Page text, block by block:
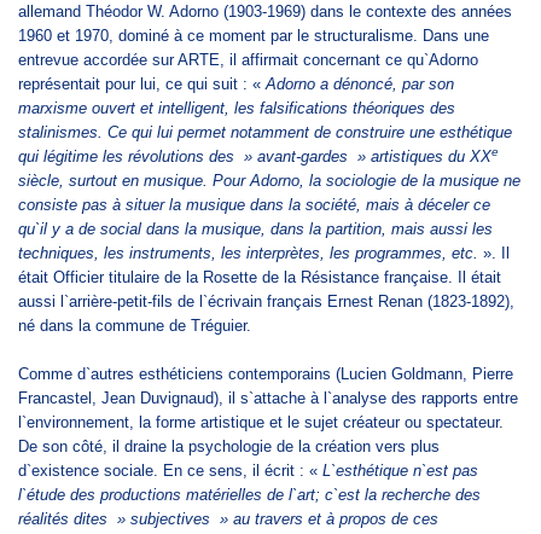
allemand Théodor W. Adorno (1903-1969) dans le contexte des années
1960 et 1970, dominé à ce moment par le structuralisme. Dans une
entrevue accordée sur ARTE, il affirmait concernant ce qu`Adorno
représentait pour lui, ce qui suit : « Adorno a dénoncé, par son
marxisme ouvert et intelligent, les falsifications théoriques des
stalinismes. Ce qui lui permet notamment de construire une esthétique
qui légitime les révolutions des » avant-gardes » artistiques du XXe
siècle, surtout en musique. Pour Adorno, la sociologie de la musique ne
consiste pas à situer la musique dans la société, mais à déceler ce
qu`il y a de social dans la musique, dans la partition, mais aussi les
techniques, les instruments, les interprètes, les programmes, etc. ». Il
était Officier titulaire de la Rosette de la Résistance française. Il était
aussi l`arrière-petit-fils de l`écrivain français Ernest Renan (1823-1892),
né dans la commune de Tréguier.
Comme d`autres esthéticiens contemporains (Lucien Goldmann, Pierre
Francastel, Jean Duvignaud), il s`attache à l`analyse des rapports entre
l`environnement, la forme artistique et le sujet créateur ou spectateur.
De son côté, il draine la psychologie de la création vers plus
d`existence sociale. En ce sens, il écrit : « L`esthétique n`est pas
l`étude des productions matérielles de l`art; c`est la recherche des
réalités dites » subjectives » au travers et à propos de ces